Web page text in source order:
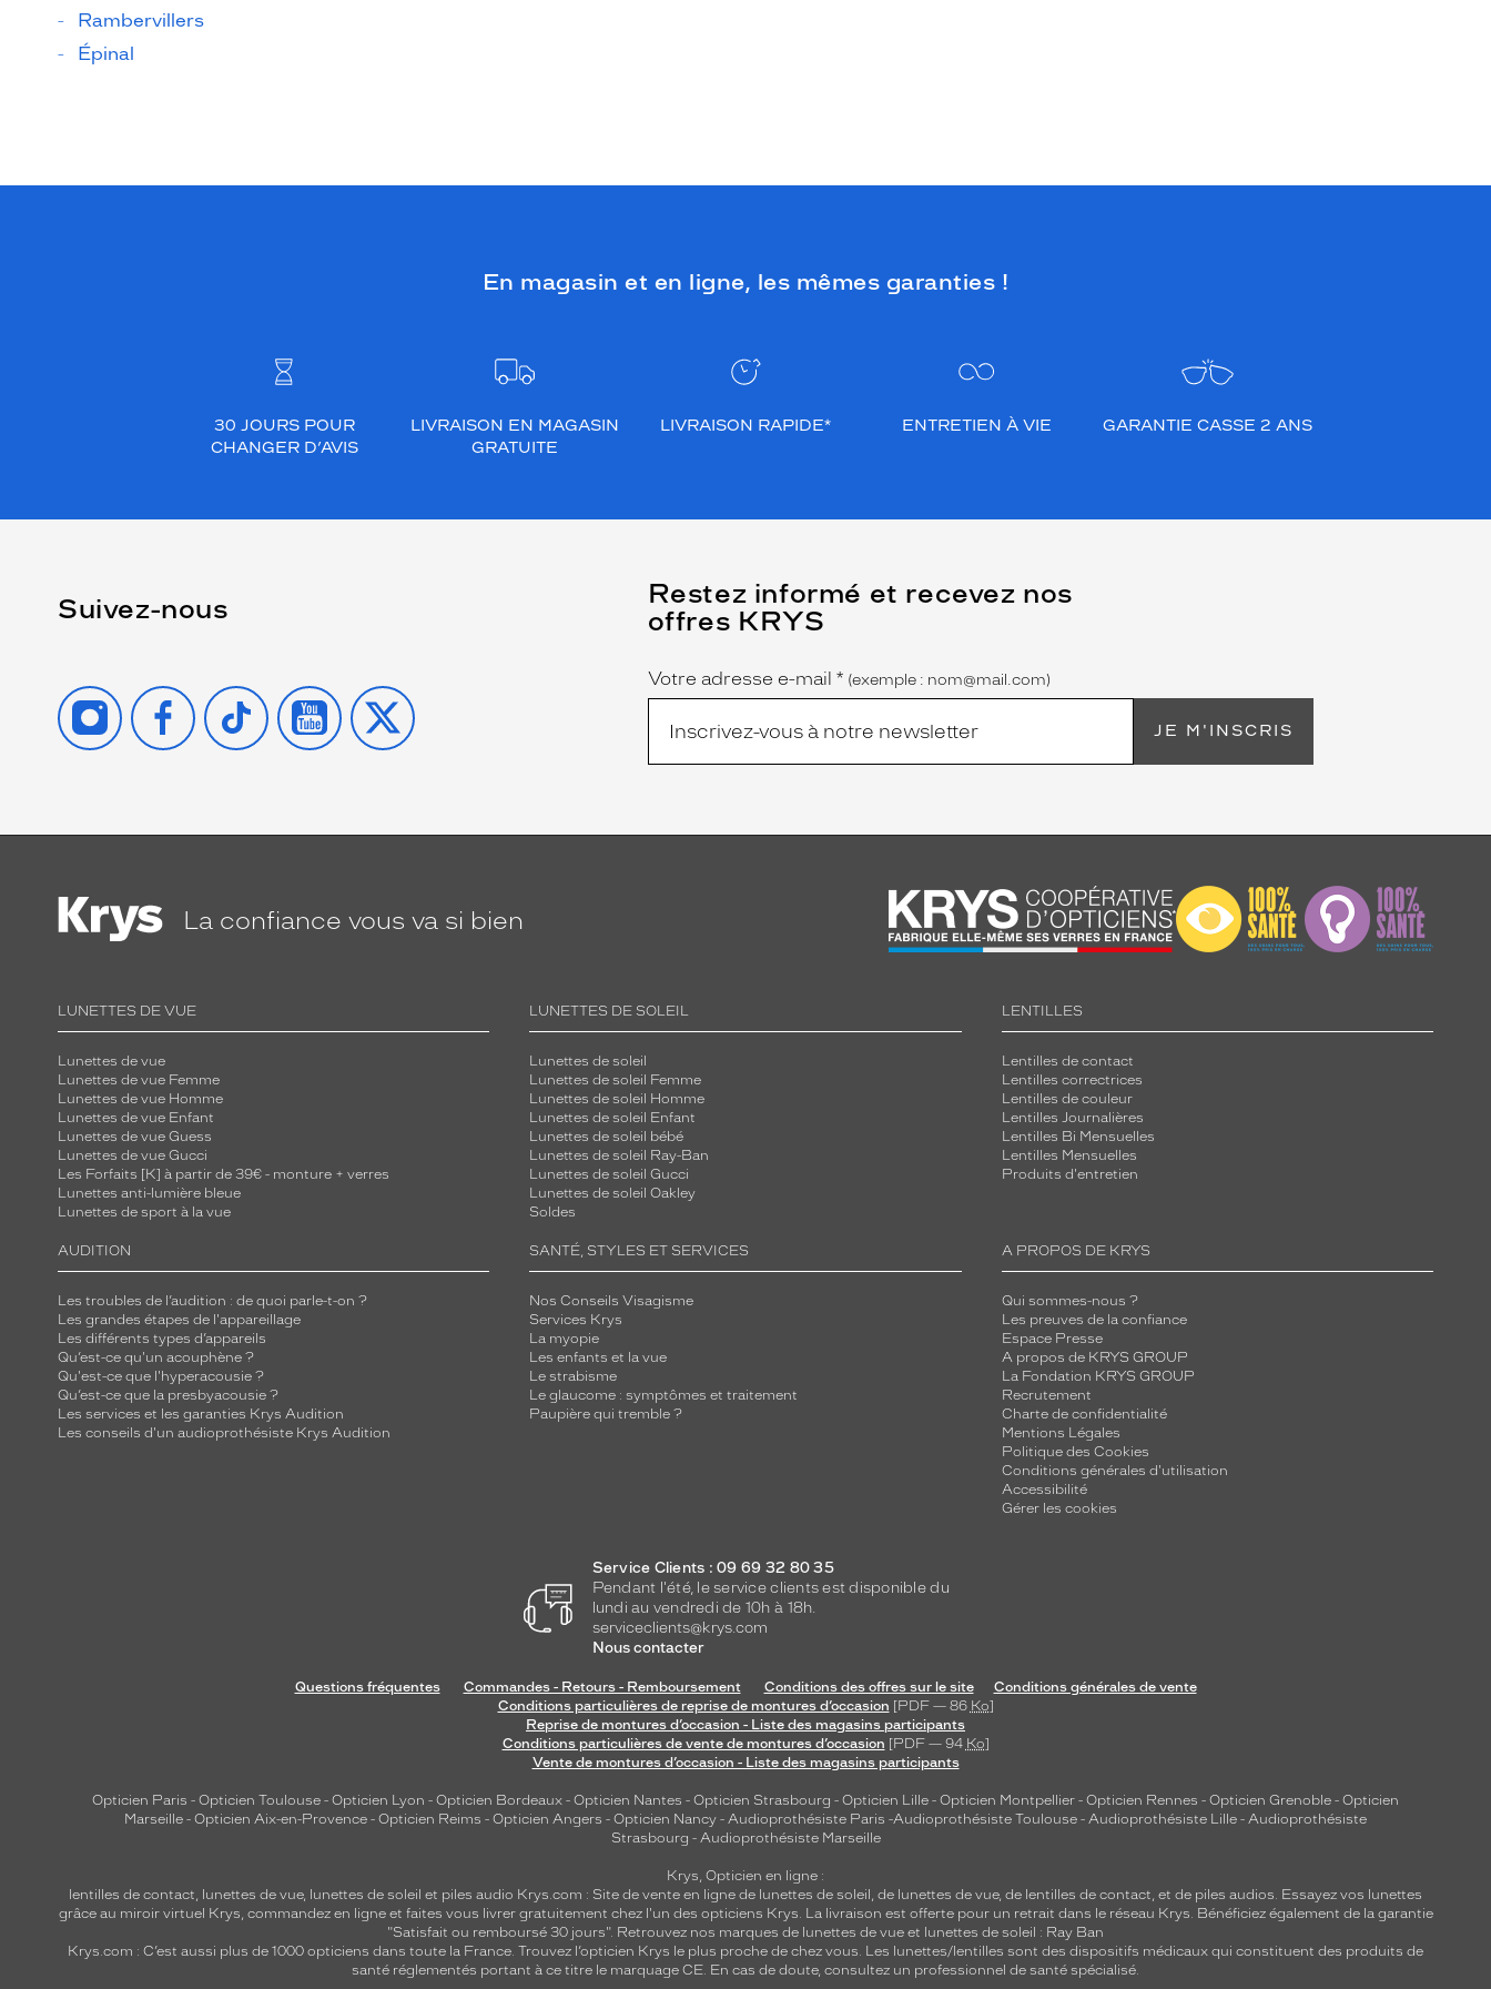
Rambervillers
Épinal
En magasin et en ligne, les mêmes garanties !
30 JOURS POUR
CHANGER D’AVIS
LIVRAISON EN MAGASIN
GRATUITE
LIVRAISON RAPIDE* ENTRETIEN À VIE GARANTIE CASSE 2 ANS
Suivez-nous
INSTAGRAMFACEBOOK
TIKTOK YOUTUBE
X
Restez informé et recevez nos
offres KRYS
Name
Votre adresse e-mail *
(Ce
champ
est
obligatoire)
(exemple : nom@mail.com)
JE M'INSCRIS
La confiance vous va si bien
LUNETTES DE VUE
Lunettes de vue
Lunettes de vue Femme
Lunettes de vue Homme
Lunettes de vue Enfant
Lunettes de vue Guess
Lunettes de vue Gucci
Les Forfaits [K] à partir de 39€ - monture + verres
Lunettes anti-lumière bleue
Lunettes de sport à la vue
LUNETTES DE SOLEIL
Lunettes de soleil
Lunettes de soleil Femme
Lunettes de soleil Homme
Lunettes de soleil Enfant
Lunettes de soleil bébé
Lunettes de soleil Ray-Ban
Lunettes de soleil Gucci
Lunettes de soleil Oakley
Soldes
LENTILLES
Lentilles de contact
Lentilles correctrices
Lentilles de couleur
Lentilles Journalières
Lentilles Bi Mensuelles
Lentilles Mensuelles
Produits d'entretien
AUDITION
Les troubles de l’audition : de quoi parle-t-on ?
Les grandes étapes de l'appareillage
Les différents types d’appareils
Qu’est-ce qu'un acouphène ?
Qu'est-ce que l'hyperacousie ?
Qu’est-ce que la presbyacousie ?
Les services et les garanties Krys Audition
Les conseils d'un audioprothésiste Krys Audition
SANTÉ, STYLES ET SERVICES
Nos Conseils Visagisme
Services Krys
La myopie
Les enfants et la vue
Le strabisme
Le glaucome : symptômes et traitement
Paupière qui tremble ?
A PROPOS DE KRYS
Qui sommes-nous ?
Les preuves de la confiance
Espace Presse
A propos de KRYS GROUP
La Fondation KRYS GROUP
Recrutement
Charte de confidentialité
Mentions Légales
Politique des Cookies
Conditions générales d'utilisation
Accessibilité
Gérer les cookies
Service Clients : 09 69 32 80 35
Pendant l'été, le service clients est disponible du
lundi au vendredi de 10h à 18h.
serviceclients@krys.com
Nous contacter
Questions fréquentes Commandes - Retours - Remboursement Conditions des offres sur le site
Conditions générales de vente
Conditions particulières de reprise de montures d’occasion [PDF — 86 Ko]
Reprise de montures d’occasion - Liste des magasins participants
Conditions particulières de vente de montures d’occasion [PDF — 94 Ko]
Vente de montures d’occasion - Liste des magasins participants
Opticien Paris - Opticien Toulouse - Opticien Lyon - Opticien Bordeaux - Opticien Nantes - Opticien Strasbourg - Opticien Lille - Opticien Montpellier - Opticien Rennes - Opticien Grenoble - Opticien
Marseille - Opticien Aix-en-Provence - Opticien Reims - Opticien Angers - Opticien Nancy - Audioprothésiste Paris -Audioprothésiste Toulouse - Audioprothésiste Lille - Audioprothésiste
Strasbourg - Audioprothésiste Marseille
Krys, Opticien en ligne :
lentilles de contact, lunettes de vue, lunettes de soleil et piles audio Krys.com : Site de vente en ligne de lunettes de soleil, de lunettes de vue, de lentilles de contact, et de piles audios. Essayez vos lunettes
grâce au miroir virtuel Krys, commandez en ligne et faites vous livrer gratuitement chez l'un des opticiens Krys. La livraison est offerte pour un retrait dans le réseau Krys. Bénéficiez également de la garantie
"Satisfait ou remboursé 30 jours". Retrouvez nos marques de lunettes de vue et lunettes de soleil : Ray Ban
Krys.com : C’est aussi plus de 1000 opticiens dans toute la France. Trouvez l’opticien Krys le plus proche de chez vous. Les lunettes/lentilles sont des dispositifs médicaux qui constituent des produits de
santé réglementés portant à ce titre le marquage CE. En cas de doute, consultez un professionnel de santé spécialisé.